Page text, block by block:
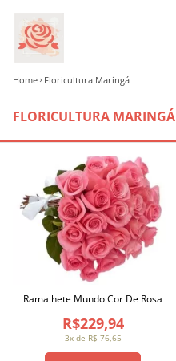
Home Floricultura Maringá
FLORICULTURA MARINGÁ
3x de R$ 76,65
R$229,94
Ramalhete Mundo Cor De Rosa